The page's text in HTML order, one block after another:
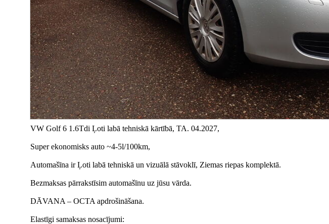
VW Golf 6 1.6Tdi Ļoti labā tehniskā kārtībā, TA. 04.2027,
Super ekonomisks auto ~4-5l/100km,
Automašīna ir Ļoti labā tehniskā un vizuālā stāvoklī, Ziemas riepas komplektā.
Bezmaksas pārrakstīsim automašīnu uz jūsu vārda.
DĀVANA – OCTA apdrošināšana.
Elastīgi samaksas nosacījumi: